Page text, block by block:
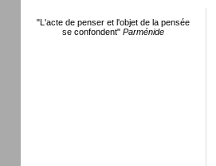
"L'acte de penser et l'objet de la pensée
se confondent" Parménide